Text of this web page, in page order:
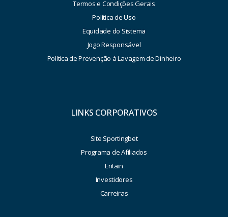
Termos e Condições Gerais
Política de Uso
Equidade do Sistema
Jogo Responsável
Política de Prevenção à Lavagem de Dinheiro
LINKS CORPORATIVOS
Site Sportingbet
Programa de Afiliados
Entain
Investidores
Carreiras